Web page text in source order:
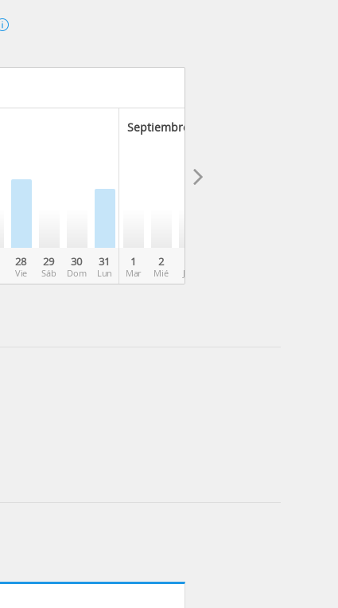
28
Vie
29
Sáb
30
Dom
31
Lun
Septiembre 2026
1
Mar
2
Mié Jue